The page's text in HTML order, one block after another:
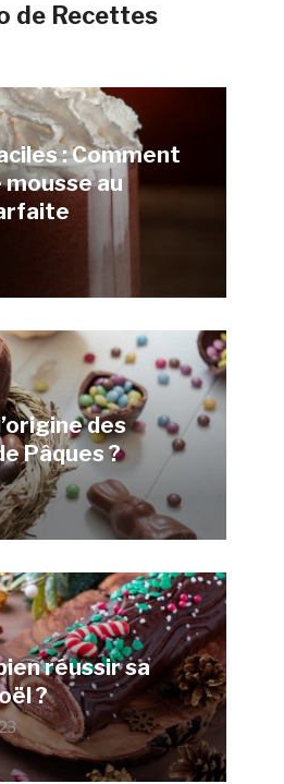
de Recettes
: Comment
au
des
Pâques ?
réussir sa
?